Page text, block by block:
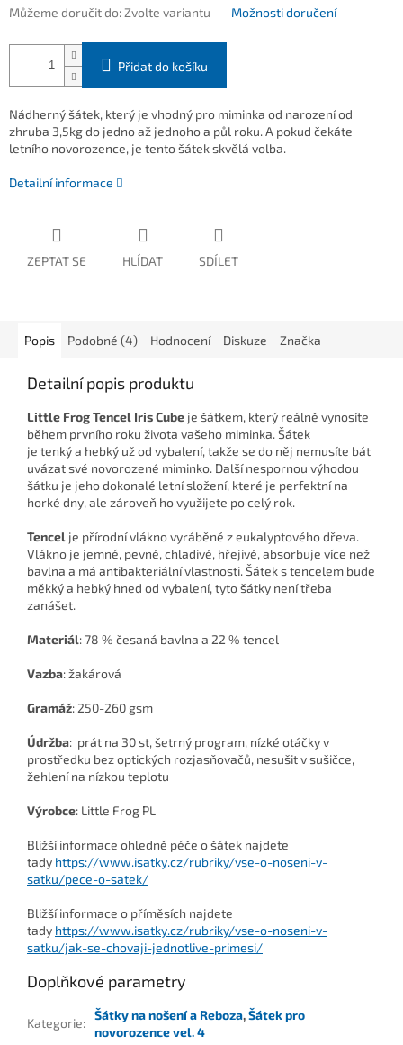
Můžeme doručit do: Zvolte variantu Možnosti doručení
Přidat do košíku
Nádherný šátek, který je vhodný pro miminka od narození od
zhruba 3,5kg do jedno až jednoho a půl roku. A pokud čekáte
letního novorozence, je tento šátek skvělá volba.
Detailní informace
ZEPTAT SE HLÍDAT SDÍLET
Popis Podobné (4) Hodnocení Diskuze Značka
Detailní popis produktu
Little Frog Tencel Iris Cube je šátkem, který reálně vynosíte
během prvního roku života vašeho miminka. Šátek
je tenký a hebký už od vybalení, takže se do něj nemusíte bát
uvázat své novorozené miminko. Další nespornou výhodou
šátku je jeho dokonalé letní složení, které je perfektní na
horké dny, ale zároveň ho využijete po celý rok.
Tencel je přírodní vlákno vyráběné z eukalyptového dřeva.
Vlákno je jemné, pevné, chladivé, hřejivé, absorbuje více než
bavlna a má antibakteriální vlastnosti. Šátek s tencelem bude
měkký a hebký hned od vybalení, tyto šátky není třeba
zanášet.
Materiál: 78 % česaná bavlna a 22 % tencel
Vazba: žakárová
Gramáž: 250-260 gsm
Údržba: prát na 30 st, šetrný program, nízké otáčky v
prostředku bez optických rozjasňovačů, nesušit v sušičce,
žehlení na nízkou teplotu
Výrobce: Little Frog PL
Bližší informace ohledně péče o šátek najdete
tady https://www.isatky.cz/rubriky/vse-o-noseni-v-
satku/pece-o-satek/
Bližší informace o příměsích najdete
tady https://www.isatky.cz/rubriky/vse-o-noseni-v-
satku/jak-se-chovaji-jednotlive-primesi/
Doplňkové parametry
Kategorie:
Šátky na nošení a Reboza,Šátek pro
novorozence vel. 4